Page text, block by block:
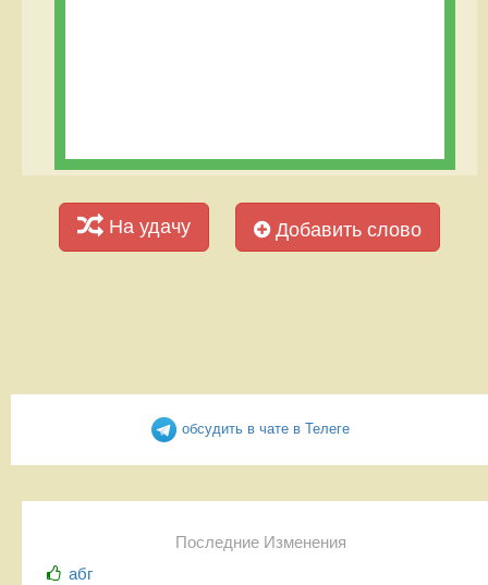
На удачу Добавить слово
обсудить в чате в Телеге
Последние Изменения
абг